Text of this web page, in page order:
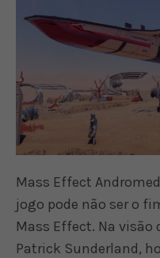
Mass Effect
jogo pode não ser o
Mass Effect. Na visão
Patrick Sunderland,